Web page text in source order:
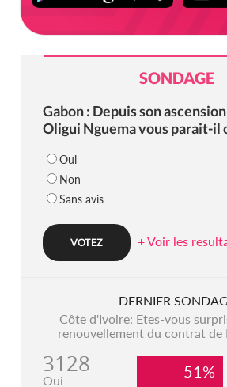
SONDAGE
Gabon : Depuis son
Oligui Nguema vous parait-il
Oui
Non
Sans avis
+ Voir les
DERNIER
Côte d'Ivoire: Etes-vous
renouvellement du contrat de
3128
Oui 51%